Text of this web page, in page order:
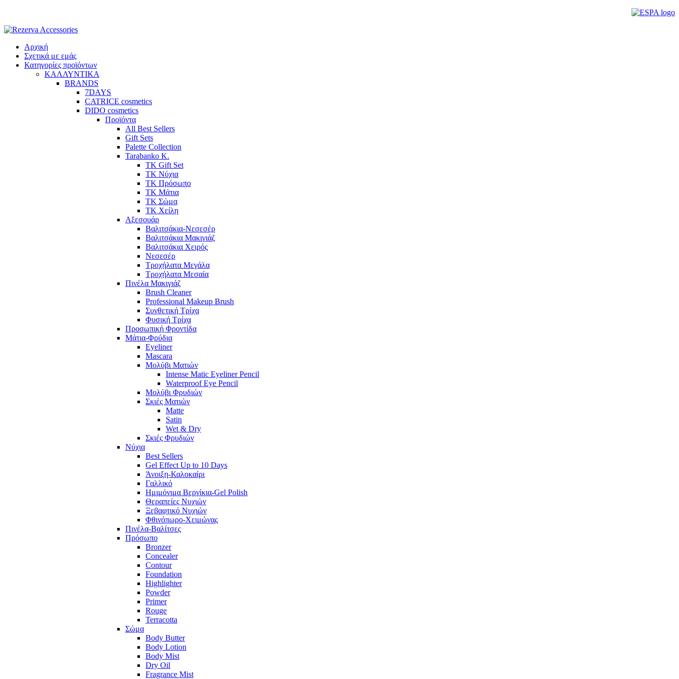
content
Αρχική
Σχετικά με εμάς
Κατηγορίες προϊόντων
ΚΑΛΛΥΝΤΙΚΑ
BRANDS
7DAYS
CATRICE cosmetics
DIDO cosmetics
Προϊόντα
All Best Sellers
Gift Sets
Palette Collection
Tarabanko K.
TK Gift Set
TK Νύχια
TK Πρόσωπο
ΤΚ Μάτια
ΤΚ Σώμα
ΤΚ Χείλη
Αξεσουάρ
Βαλιτσάκια-Νεσεσέρ
Βαλιτσάκια Μακιγιάζ
Βαλιτσάκια Χειρός
Νεσεσέρ
Τροχήλατα Μεγάλα
Τροχήλατα Μεσαία
Πινέλα Μακιγιάζ
Brush Cleaner
Professional Makeup Brush
Συνθετική Τρίχα
Φυσική Τρίχα
Προσωπική Φροντίδα
Μάτια-Φρύδια
Eyeliner
Mascara
Μολύβι Ματιών
Intense Matic Eyeliner Pencil
Waterproof Eye Pencil
Μολύβι Φρυδιών
Σκιές Ματιών
Matte
Satin
Wet & Dry
Σκιές Φρυδιών
Νύχια
Best Sellers
Gel Effect Up to 10 Days
Άνοιξη-Καλοκαίρι
Γαλλικό
Ημιμόνιμα Βερνίκια-Gel Polish
Θεραπείες Νυχιών
Ξεβαφτικό Νυχιών
Φθινόπωρο-Χειμώνας
Πινέλα-Βαλίτσες
Πρόσωπο
Bronzer
Concealer
Contour
Foundation
Highlighter
Powder
Primer
Rouge
Terracotta
Σώμα
Body Butter
Body Lotion
Body Mist
Dry Oil
Fragrance Mist